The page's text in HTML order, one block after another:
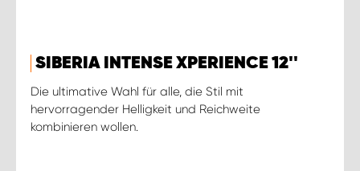
SIBERIA INTENSE XPERIENCE 12''
Die ultimative Wahl für alle, die Stil mit
hervorragender Helligkeit und Reichweite
kombinieren wollen.